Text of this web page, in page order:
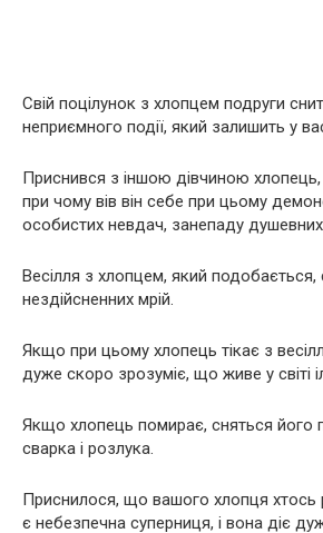
Свій поцілунок з хлопцем подруги
неприємного події, який залишить у
Приснився з іншою дівчиною
при чому вів він себе при цьому
особистих невдач, занепаду
Весілля з хлопцем, який подобається,
нездійсненних мрій.
Якщо при цьому хлопець тікає з
дуже скоро зрозуміє, що живе у світі
Якщо хлопець помирає, сняться його
сварка і розлука.
Приснилося, що вашого хлопця хтось
є небезпечна суперниця, і вона діє